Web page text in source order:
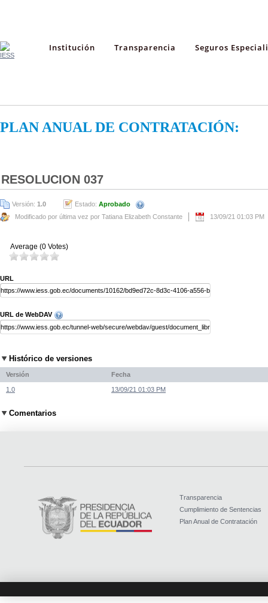
Institución Transparencia Seguros
PLAN ANUAL DE CONTRATACIÓN:
RESOLUCION 037
Versión: 1.0 Estado: Aprobado
Modificado por última vez por Tatiana Elizabeth Constante
13/09/21 01:03 PM
Average (0 Votes)
URL
URL de WebDAV
Histórico de versiones
Versión Fecha
1.0 13/09/21 01:03 PM
Comentarios
Transparencia
Cumplimiento de Sentencias
Plan Anual de Contratación